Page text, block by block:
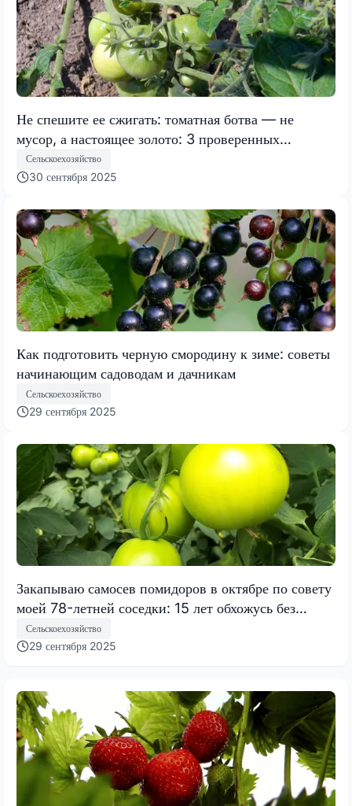
Не спешите ее сжигать: томатная ботва — не
мусор, а настоящее золото: 3 проверенных
временем способа для использования на участке
Сельскоехозяйство
30 сентября 2025
Как подготовить черную смородину к зиме: советы
начинающим садоводам и дачникам
Сельскоехозяйство
29 сентября 2025
Закапываю самосев помидоров в октябре по совету
моей 78-летней соседки: 15 лет обхожусь без
рассады
Сельскоехозяйство
29 сентября 2025